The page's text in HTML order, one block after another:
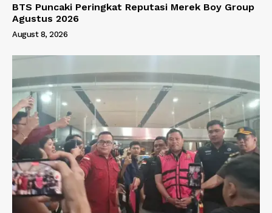
BTS Puncaki Peringkat Reputasi Merek Boy Group
Agustus 2026
August 8, 2026